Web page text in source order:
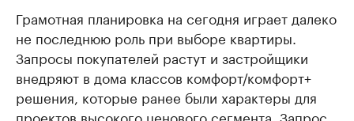
Грамотная планировка на сегодня играет далеко
не последнюю роль при выборе квартиры.
Запросы покупателей растут и застройщики
внедряют в дома классов комфорт/комфорт+
решения, которые ранее были характеры для
проектов высокого ценового сегмента. Запрос